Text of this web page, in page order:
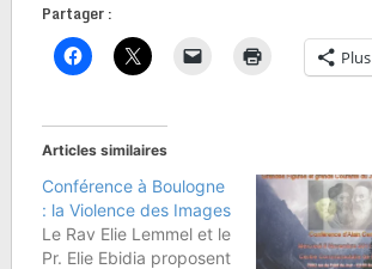
Partager :
Plus
Articles similaires
Conférence à Boulogne
: la Violence des Images
Le Rav Elie Lemmel et le
Pr. Elie Ebidia proposent